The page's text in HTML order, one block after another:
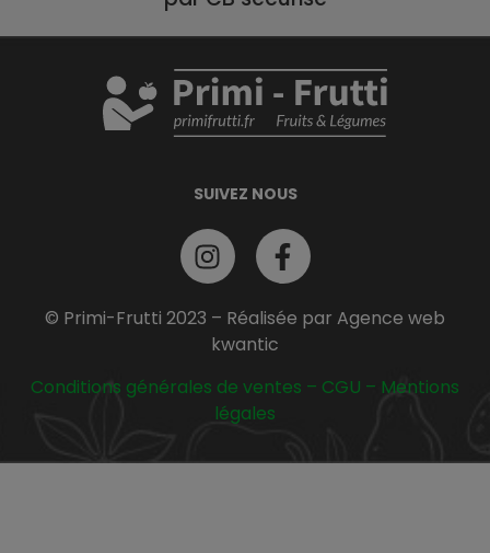
SUIVEZ NOUS
© Primi-Frutti 2023 – Réalisée par Agence web
kwantic
Conditions générales de ventes – CGU – Mentions
légales